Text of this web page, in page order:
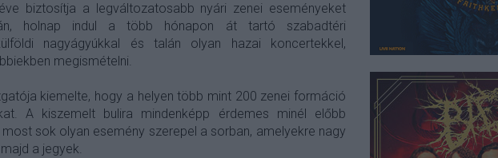
biztosítja a legváltozatosabb nyári zenei eseményeket
holnap indul a több hónapon át tartó szabadtéri
nagyágyúkkal és talán olyan hazai koncertekkel,
megismételni.
kiemelte, hogy a helyen több mint 200 zenei formáció
A kiszemelt bulira mindenképp érdemes minél előbb
sok olyan esemény szerepel a sorban, amelyekre nagy
a jegyek.